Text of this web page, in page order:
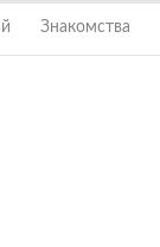
Знакомства